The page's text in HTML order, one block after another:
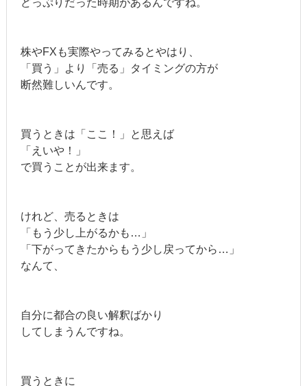
どっぷりだった時期があるんですね。
株やFXも実際やってみるとやはり、
「買う」より「売る」タイミングの方が
断然難しいんです。
買うときは「ここ！」と思えば
「えいや！」
で買うことが出来ます。
けれど、売るときは
「もう少し上がるかも…」
「下がってきたからもう少し戻ってから…」
なんて、
自分に都合の良い解釈ばかり
してしまうんですね。
買うときに